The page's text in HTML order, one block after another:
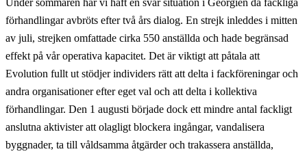
Under sommaren har vi haft en svår situation i Georgien då fackliga
förhandlingar avbröts efter två års dialog. En strejk inleddes i mitten
av juli, strejken omfattade cirka 550 anställda och hade begränsad
effekt på vår operativa kapacitet. Det är viktigt att påtala att
Evolution fullt ut stödjer individers rätt att delta i fackföreningar och
andra organisationer efter eget val och att delta i kollektiva
förhandlingar. Den 1 augusti började dock ett mindre antal fackligt
anslutna aktivister att olagligt blockera ingångar, vandalisera
byggnader, ta till våldsamma åtgärder och trakassera anställda,